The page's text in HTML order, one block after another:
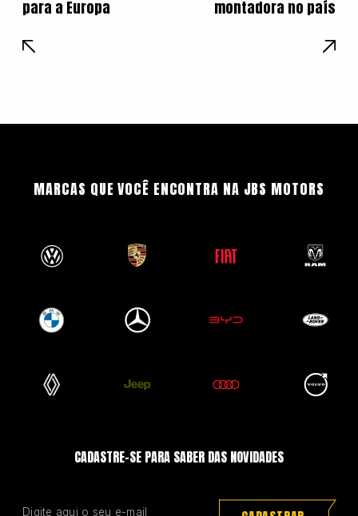
para a Europa
montadora no país
MARCAS QUE VOCÊ ENCONTRA NA JBS MOTORS
CADASTRE-SE PARA SABER DAS NOVIDADES